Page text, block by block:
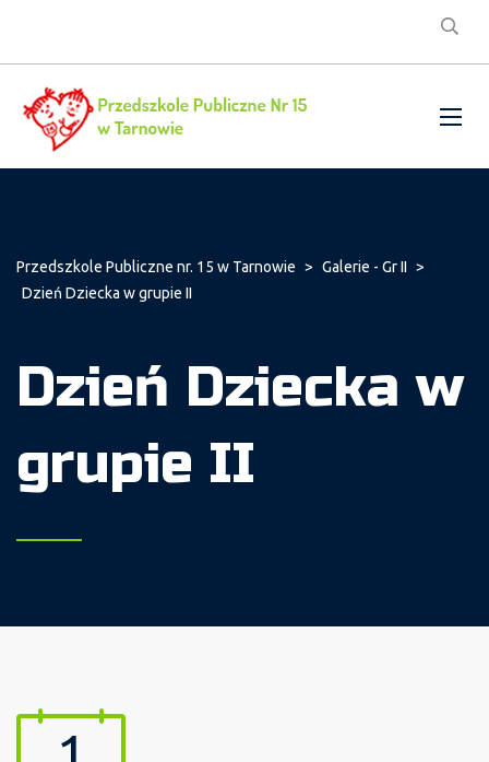
Przedszkole Publiczne nr. 15 w Tarnowie > Galerie - Gr II >
Dzień Dziecka w grupie II
Dzień Dziecka w
grupie II